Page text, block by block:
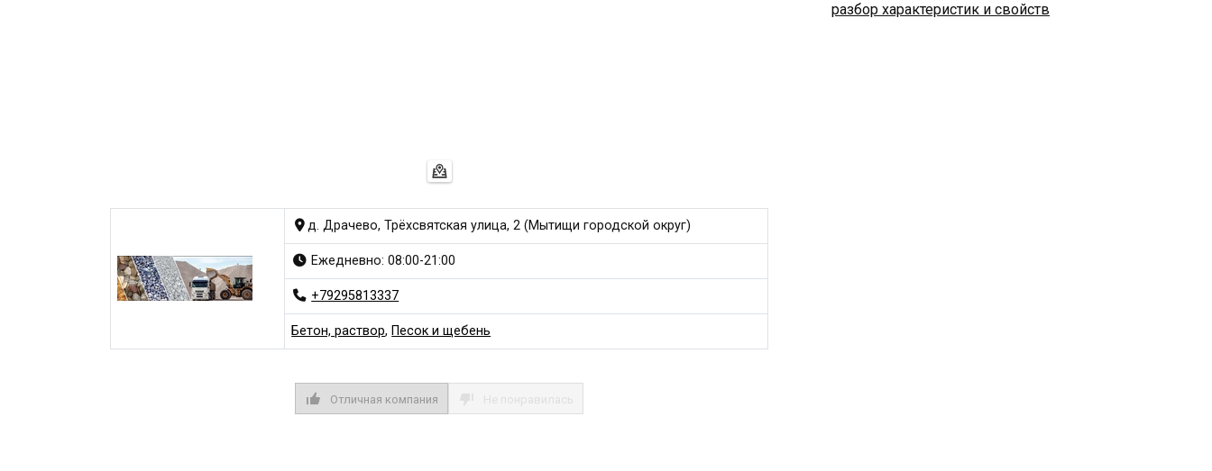
д. Драчево, Трёхсвятская улица, 2 (Мытищи городской округ)
Ежедневно: 08:00-21:00
+79295813337
Бетон, раствор, Песок и щебень
Отличная компания
разбор характеристик и свойств